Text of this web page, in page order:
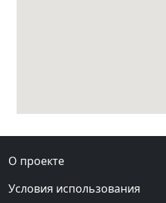
О проекте
Условия использования